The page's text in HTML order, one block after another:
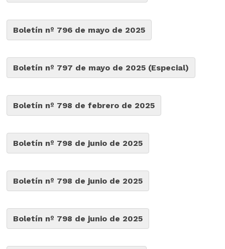
Boletín nº 796 de mayo de 2025
Boletín nº 797 de mayo de 2025 (Especial)
Boletín nº 798 de febrero de 2025
Boletín nº 798 de junio de 2025
Boletín nº 798 de junio de 2025
Boletín nº 798 de junio de 2025